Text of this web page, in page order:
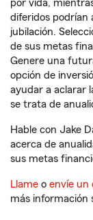
por vida,
diferidos podrían
jubilación.
de sus metas
Genere una
opción de
ayudar a aclarar
se trata de
Hable con Jake
acerca de
sus metas
Llame o envíe un
más información